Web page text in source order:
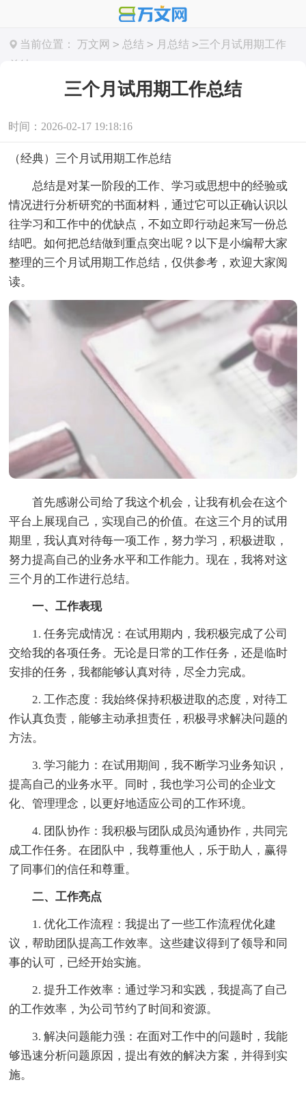
当前位置： 万文网 > 总结 > 月总结 >三个月试用期工作
总结
三个月试用期工作总结
时间：2026-02-17 19:18:16
（经典）三个月试用期工作总结
总结是对某一阶段的工作、学习或思想中的经验或
情况进行分析研究的书面材料，通过它可以正确认识以
往学习和工作中的优缺点，不如立即行动起来写一份总
结吧。如何把总结做到重点突出呢？以下是小编帮大家
整理的三个月试用期工作总结，仅供参考，欢迎大家阅
读。
首先感谢公司给了我这个机会，让我有机会在这个
平台上展现自己，实现自己的价值。在这三个月的试用
期里，我认真对待每一项工作，努力学习，积极进取，
努力提高自己的业务水平和工作能力。现在，我将对这
三个月的工作进行总结。
一、工作表现
1. 任务完成情况：在试用期内，我积极完成了公司
交给我的各项任务。无论是日常的工作任务，还是临时
安排的任务，我都能够认真对待，尽全力完成。
2. 工作态度：我始终保持积极进取的态度，对待工
作认真负责，能够主动承担责任，积极寻求解决问题的
方法。
3. 学习能力：在试用期间，我不断学习业务知识，
提高自己的业务水平。同时，我也学习公司的企业文
化、管理理念，以更好地适应公司的工作环境。
4. 团队协作：我积极与团队成员沟通协作，共同完
成工作任务。在团队中，我尊重他人，乐于助人，赢得
了同事们的信任和尊重。
二、工作亮点
1. 优化工作流程：我提出了一些工作流程优化建
议，帮助团队提高工作效率。这些建议得到了领导和同
事的认可，已经开始实施。
2. 提升工作效率：通过学习和实践，我提高了自己
的工作效率，为公司节约了时间和资源。
3. 解决问题能力强：在面对工作中的问题时，我能
够迅速分析问题原因，提出有效的解决方案，并得到实
施。